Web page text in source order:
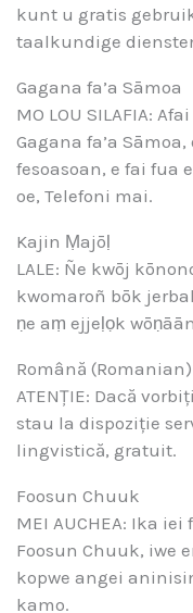
kunt u gratis
taalkundige
Gagana fa’a Sāmoa
MO LOU SILAFIA:
Gagana fa’a
fesoasoan, e fai fua
oe, Telefoni mai.
Kajin Ṃajōḷ
LALE: Ñe kwōj
kwomaroñ bōk
ṇe aṃ ejjeḷọk
Română (Romanian)
ATENȚIE: Dacă
stau la dispoziție
lingvistică, gratuit.
Foosun Chuuk
MEI AUCHEA: Ika
Foosun Chuuk, iwe
kopwe angei
kamo.